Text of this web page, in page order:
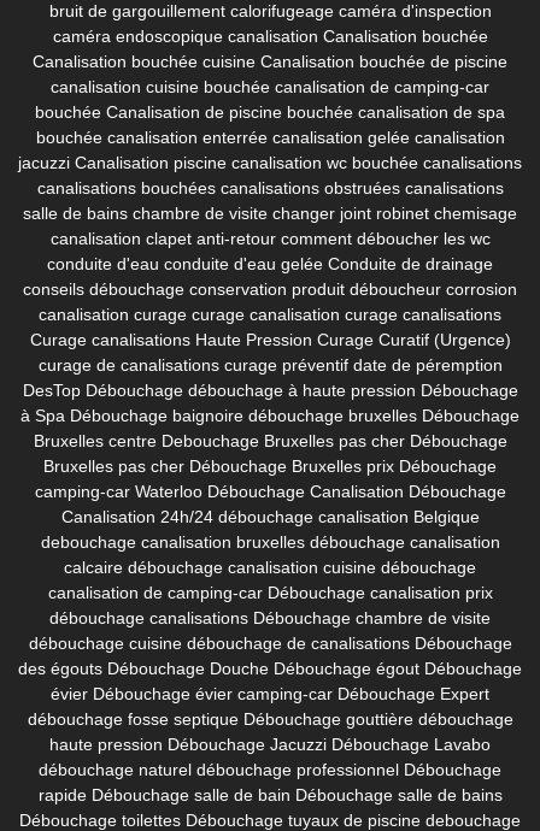
bruit de gargouillement calorifugeage caméra d'inspection
caméra endoscopique canalisation Canalisation bouchée
Canalisation bouchée cuisine Canalisation bouchée de piscine
canalisation cuisine bouchée canalisation de camping-car
bouchée Canalisation de piscine bouchée canalisation de spa
bouchée canalisation enterrée canalisation gelée canalisation
jacuzzi Canalisation piscine canalisation wc bouchée canalisations
canalisations bouchées canalisations obstruées canalisations
salle de bains chambre de visite changer joint robinet chemisage
canalisation clapet anti-retour comment déboucher les wc
conduite d'eau conduite d'eau gelée Conduite de drainage
conseils débouchage conservation produit déboucheur corrosion
canalisation curage curage canalisation curage canalisations
Curage canalisations Haute Pression Curage Curatif (Urgence)
curage de canalisations curage préventif date de péremption
DesTop Débouchage débouchage à haute pression Débouchage
à Spa Débouchage baignoire débouchage bruxelles Débouchage
Bruxelles centre Debouchage Bruxelles pas cher Débouchage
Bruxelles pas cher Débouchage Bruxelles prix Débouchage
camping-car Waterloo Débouchage Canalisation Débouchage
Canalisation 24h/24 débouchage canalisation Belgique
debouchage canalisation bruxelles débouchage canalisation
calcaire débouchage canalisation cuisine débouchage
canalisation de camping-car Débouchage canalisation prix
débouchage canalisations Débouchage chambre de visite
débouchage cuisine débouchage de canalisations Débouchage
des égouts Débouchage Douche Débouchage égout Débouchage
évier Débouchage évier camping-car Débouchage Expert
débouchage fosse septique Débouchage gouttière débouchage
haute pression Débouchage Jacuzzi Débouchage Lavabo
débouchage naturel débouchage professionnel Débouchage
rapide Débouchage salle de bain Débouchage salle de bains
Débouchage toilettes Débouchage tuyaux de piscine debouchage